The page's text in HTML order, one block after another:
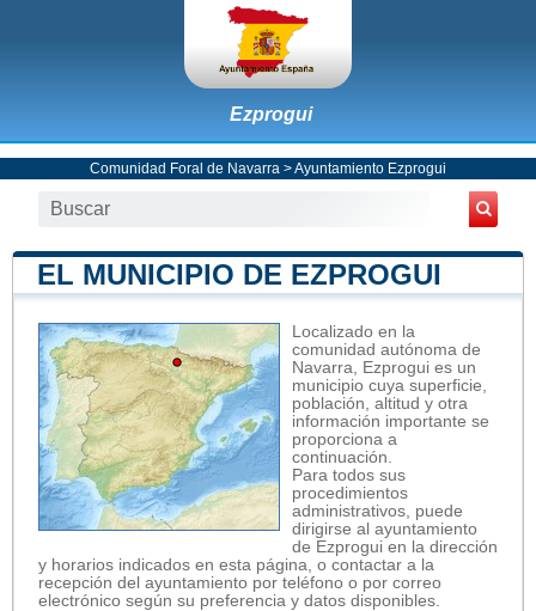
Ezprogui
Comunidad Foral de Navarra >Ayuntamiento Ezprogui
EL MUNICIPIO DE EZPROGUI
Localizado en la
comunidad autónoma de
Navarra, Ezprogui es un
municipio cuya superficie,
población, altitud y otra
información importante se
proporciona a
continuación.
Para todos sus
procedimientos
administrativos, puede
dirigirse al ayuntamiento
de Ezprogui en la dirección
y horarios indicados en esta página, o contactar a la
recepción del ayuntamiento por teléfono o por correo
electrónico según su preferencia y datos disponibles.